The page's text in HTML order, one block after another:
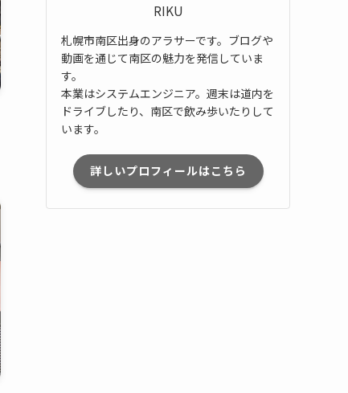
RIKU
札幌市南区出身のアラサーです。ブログや
動画を通じて南区の魅力を発信していま
す。
本業はシステムエンジニア。週末は道内を
ドライブしたり、南区で飲み歩いたりして
います。
詳しいプロフィールはこちら